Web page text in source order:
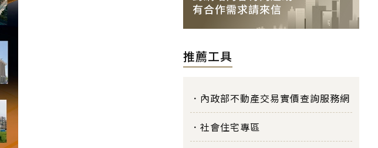
推薦工具
內政部不動產交易實價查詢服務網
社會住宅專區